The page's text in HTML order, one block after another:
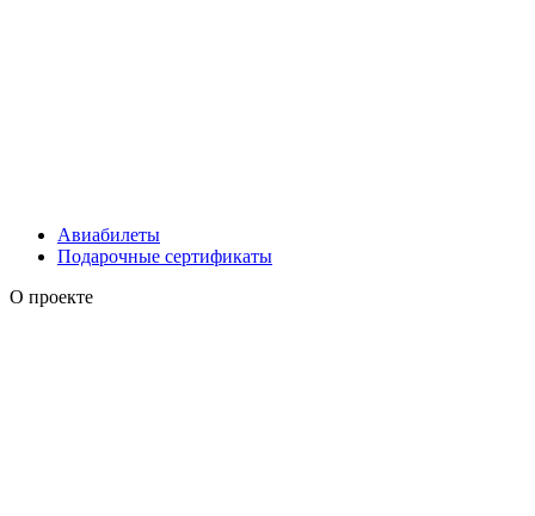
Авиабилеты
Подарочные сертификаты
О проекте